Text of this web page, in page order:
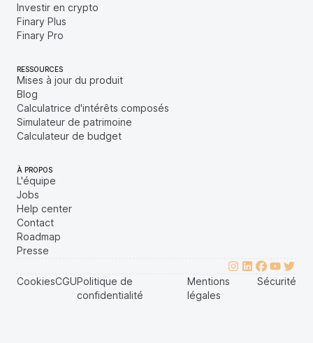
Investir en crypto
Finary Plus
Finary Pro
RESSOURCES
Mises à jour du produit
Blog
Calculatrice d'intérêts composés
Simulateur de patrimoine
Calculateur de budget
À PROPOS
L'équipe
Jobs
Help center
Contact
Roadmap
Presse
CookiesCGUPolitique de
confidentialité
Mentions
légales
Sécurité